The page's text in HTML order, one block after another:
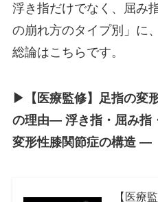
浮き指だけでなく、屈み
の崩れ方のタイプ別」に
総論はこちらです。
▶︎【医療監修】足指の変
の理由― 浮き指・屈み指
変形性膝関節症の構造 ―
【医療